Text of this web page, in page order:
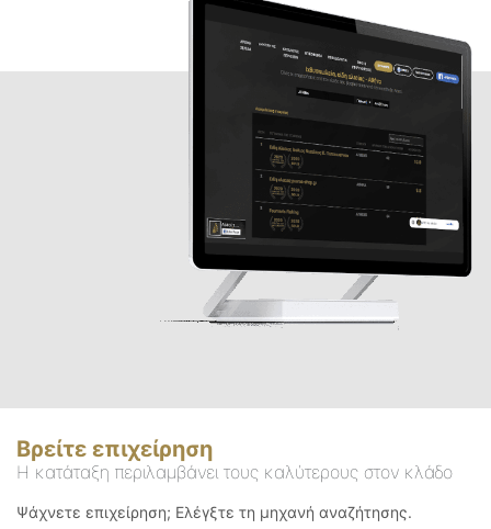
Βρείτε επιχείρηση
Η κατάταξη περιλαμβάνει τους καλύτερους στον κλάδο
Ψάχνετε επιχείρηση; Ελέγξτε τη μηχανή αναζήτησης.